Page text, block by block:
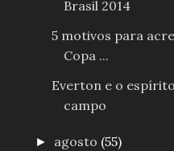
Brasil 2014
5 motivos para
Copa ...
Everton e o
campo
► agosto (55)